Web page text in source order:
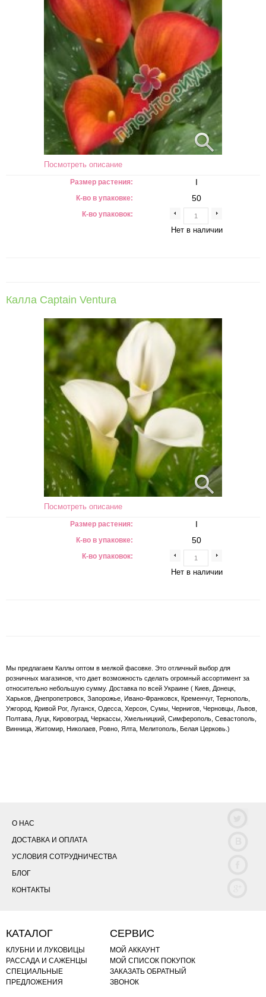
Посмотреть описание
Размер растения:
К-во в упаковке:
К-во упаковок:
I
50
Нет в наличии
Калла Captain Ventura
Посмотреть описание
Размер растения:
К-во в упаковке:
К-во упаковок:
I
50
Нет в наличии
Мы предлагаем Каллы оптом в мелкой фасовке. Это отличный выбор для
розничных магазинов, что дает возможность сделать огромный ассортимент за
относительно небольшую сумму. Доставка по всей Украине ( Киев, Донецк,
Харьков, Днепропетровск, Запорожье, Ивано-Франковск, Кременчуг, Тернополь,
Ужгород, Кривой Рог, Луганск, Одесса, Херсон, Сумы, Чернигов, Черновцы, Львов,
Полтава, Луцк, Кировоград, Черкассы, Хмельницкий, Симферополь, Севастополь,
Винница, Житомир, Николаев, Ровно, Ялта, Мелитополь, Белая Церковь.)
О НАС
ДОСТАВКА И ОПЛАТА
УСЛОВИЯ СОТРУДНИЧЕСТВА
БЛОГ
КОНТАКТЫ
КАТАЛОГ
КЛУБНИ И ЛУКОВИЦЫ
РАССАДА И САЖЕНЦЫ
СПЕЦИАЛЬНЫЕ
ПРЕДЛОЖЕНИЯ
СЕРВИС
МОЙ АККАУНТ
МОЙ СПИСОК ПОКУПОК
ЗАКАЗАТЬ ОБРАТНЫЙ
ЗВОНОК